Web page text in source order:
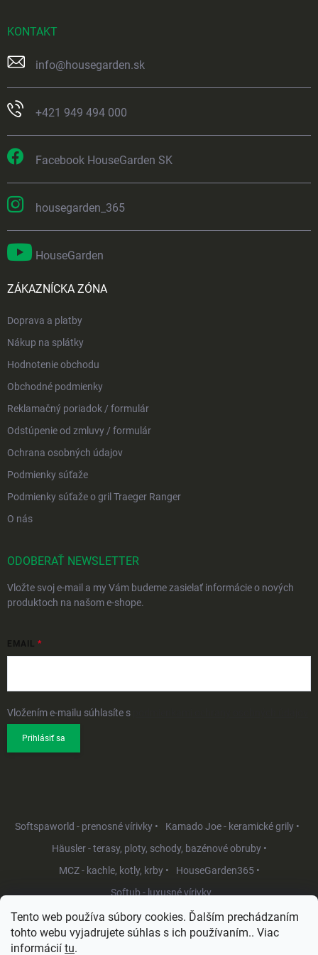
Tento web používa súbory cookies. Ďalším prechádzaním
tohto webu vyjadrujete súhlas s ich používaním.. Viac
informácií tu.
KONTAKT
info@housegarden.sk
+421 949 494 000
Facebook HouseGarden SK
housegarden_365
HouseGarden
ZÁKAZNÍCKA ZÓNA
Doprava a platby
Nákup na splátky
Hodnotenie obchodu
Obchodné podmienky
Reklamačný poriadok / formulár
Odstúpenie od zmluvy / formulár
Ochrana osobných údajov
Podmienky súťaže
Podmienky súťaže o gril Traeger Ranger
O nás
ODOBERAŤ NEWSLETTER
Vložte svoj e-mail a my Vám budeme zasielať informácie o nových
produktoch na našom e-shope.
EMAIL
Vložením e-mailu súhlasíte s
Prihlásiť sa
Softspaworld - prenosné vírivky •
Kamado Joe - keramické grily •
Häusler - terasy, ploty, schody, bazénové obruby •
MCZ - kachle, kotly, krby •
HouseGarden365 •
Softub - luxusné vírivky